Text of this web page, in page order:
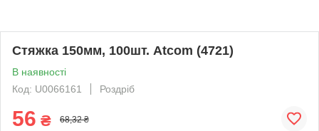
Стяжка 150мм, 100шт. Atcom (4721)
В наявності
Код: U0066161
Роздріб
56 ₴ 68,32 ₴